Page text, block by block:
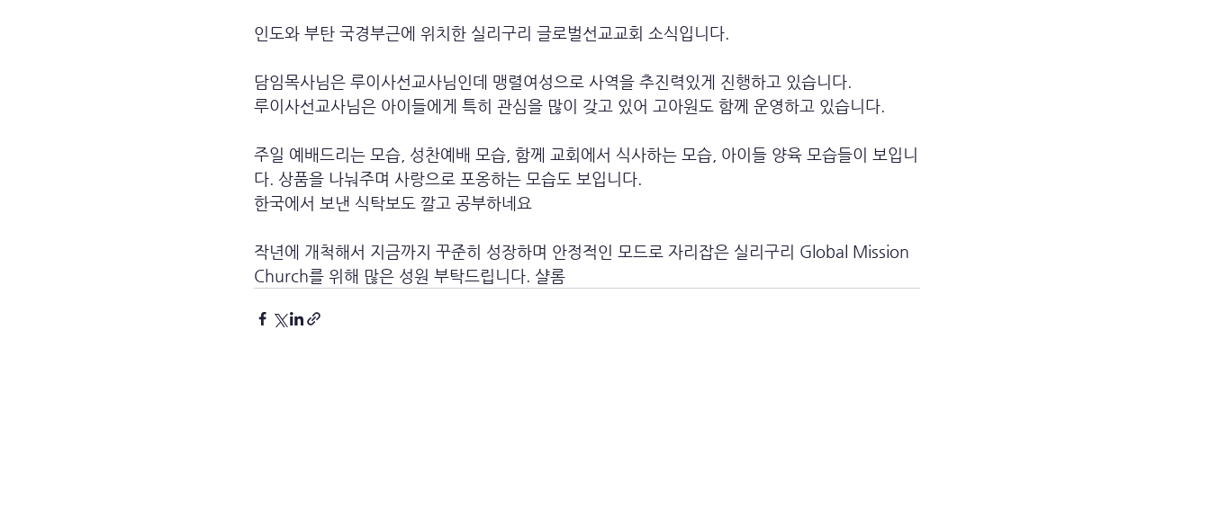
인도와 부탄 국경부근에 위치한 실리구리 글로벌선교교회 소식입니다.
담임목사님은 루이사선교사님인데 맹렬여성으로 사역을 추진력있게 진행하고 있습니다.
루이사선교사님은 아이들에게 특히 관심을 많이 갖고 있어 고아원도 함께 운영하고 있습니다.
주일 예배드리는 모습, 성찬예배 모습, 함께 교회에서 식사하는 모습, 아이들 양육 모습들이 보입니
다. 상품을 나눠주며 사랑으로 포옹하는 모습도 보입니다.
한국에서 보낸 식탁보도 깔고 공부하네요
작년에 개척해서 지금까지 꾸준히 성장하며 안정적인 모드로 자리잡은 실리구리 Global Mission
Church를 위해 많은 성원 부탁드립니다. 샬롬